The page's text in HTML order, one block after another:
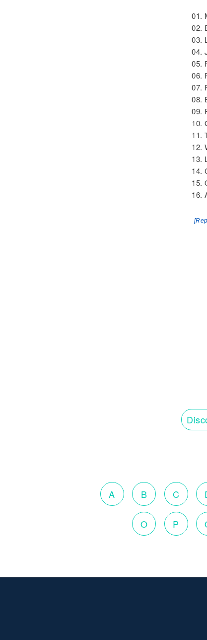
01.
02.
03.
04.
05.
06.
07.
08.
09.
10.
11.
12.
13.
14.
15.
16.
A B C
O P